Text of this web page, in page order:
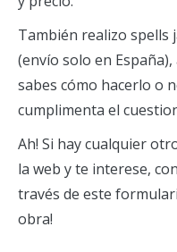
También realizo
(envío solo en
sabes cómo hacerlo o
cumplimenta el
Ah! Si hay cualquier
la web y te interese,
través de este
obra!